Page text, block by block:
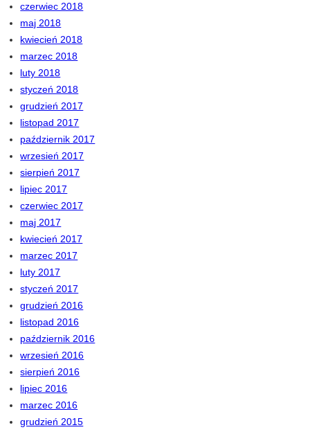
czerwiec 2018
maj 2018
kwiecień 2018
marzec 2018
luty 2018
styczeń 2018
grudzień 2017
listopad 2017
październik 2017
wrzesień 2017
sierpień 2017
lipiec 2017
czerwiec 2017
maj 2017
kwiecień 2017
marzec 2017
luty 2017
styczeń 2017
grudzień 2016
listopad 2016
październik 2016
wrzesień 2016
sierpień 2016
lipiec 2016
marzec 2016
grudzień 2015